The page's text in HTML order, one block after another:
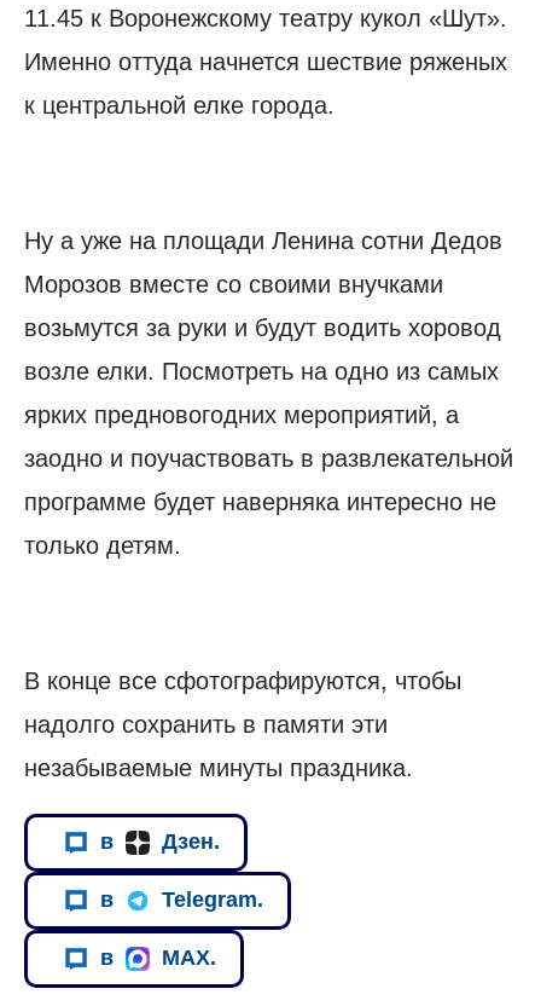
11.45 к Воронежскому театру кукол «Шут».
Именно оттуда начнется шествие ряженых
к центральной елке города.
Ну а уже на площади Ленина сотни Дедов
Морозов вместе со своими внучками
возьмутся за руки и будут водить хоровод
возле елки. Посмотреть на одно из самых
ярких предновогодних мероприятий, а
заодно и поучаствовать в развлекательной
программе будет наверняка интересно не
только детям.
В конце все сфотографируются, чтобы
надолго сохранить в памяти эти
незабываемые минуты праздника.
в Дзен.
в Telegram.
в MAX.